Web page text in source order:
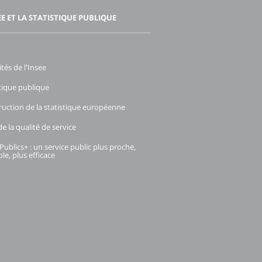
ET LA STATISTIQUE PUBLIQUE
de l'Insee
publique
de la statistique européenne
la qualité de service
: un service public plus proche,
plus efficace